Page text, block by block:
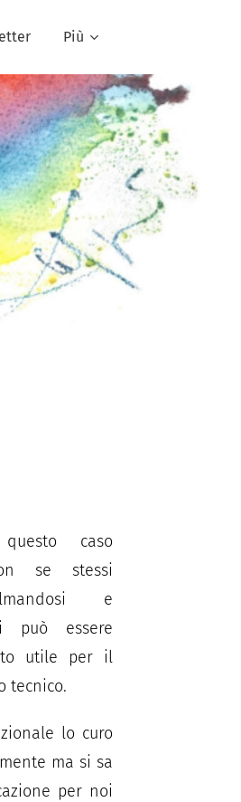
Più
caso
se stessi
e
può essere
utile per il
tecnico.
lo curo
ma si sa
per noi